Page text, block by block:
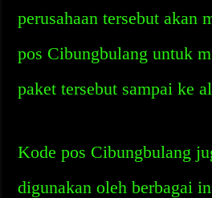
perusahaan tersebut akan
pos Cibungbulang untuk
paket tersebut sampai ke
Kode pos Cibungbulang
digunakan oleh berbagai